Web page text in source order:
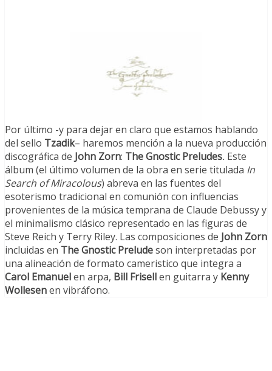
Por último -y para dejar en claro que estamos hablando
del sello Tzadik– haremos mención a la nueva producción
discográfica de John Zorn: The Gnostic Preludes. Este
álbum (el último volumen de la obra en serie titulada In
Search of Miracolous) abreva en las fuentes del
esoterismo tradicional en comunión con influencias
provenientes de la música temprana de Claude Debussy y
el minimalismo clásico representado en las figuras de
Steve Reich y Terry Riley. Las composiciones de John Zorn
incluidas en The Gnostic Preludeson interpretadas por
una alineación de formato cameristico que integra a
Carol Emanuelen arpa, Bill Frisellen guitarra y Kenny
Wollesenen vibráfono.